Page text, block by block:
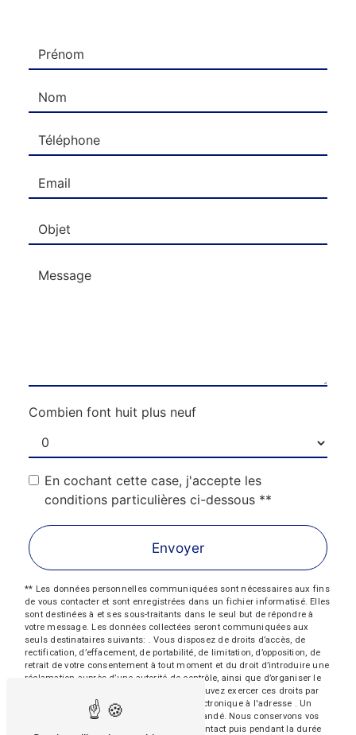
Combien font huit plus neuf
En cochant cette case, j'accepte les
conditions particulières ci-dessous **
Envoyer
** Les données personnelles communiquées sont nécessaires aux fins
de vous contacter et sont enregistrées dans un fichier informatisé. Elles
sont destinées à et ses sous-traitants dans le seul but de répondre à
votre message. Les données collectées seront communiquées aux
seuls destinataires suivants: . Vous disposez de droits d’accès, de
rectification, d’effacement, de portabilité, de limitation, d’opposition, de
retrait de votre consentement à tout moment et du droit d’introduire une
réclamation auprès d’une autorité de contrôle, ainsi que d’organiser le
sort de vos données post-mortem. Vous pouvez exercer ces droits par
voie postale à l'adresse ou par courrier électronique à l'adresse . Un
justificatif d'identité pourra vous être demandé. Nous conservons vos
données pendant la période de prise de contact puis pendant la durée